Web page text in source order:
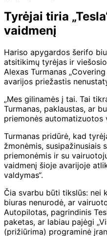
Tyrėjai tiria
vaidmenį
Hariso apygardos šerifo
atsitikimų tyrėjas ir
Alexas Turmanas
avarijos priežastis
„Mes gilinamės į tai. Tai
Turmanas, paklaustas, ar
priemonės automatizuotos
Turmanas pridūrė, kad
žmonėmis, susipažinusiais
priemonėmis ir su
vaidmenį šioje avarijoje
valdymas“.
Čia svarbu būti tikslūs: nei
biuras nenurodė, ar
Autopilotas, pagrindinis
paketas, ar labiau pajėgi
(prižiūrima) programinė